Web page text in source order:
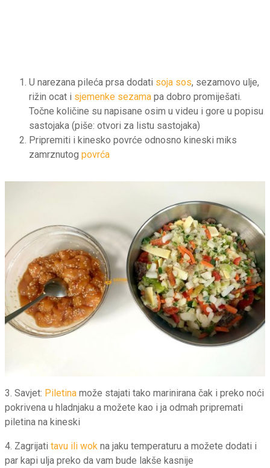
U narezana pileća prsa dodati soja sos, sezamovo ulje,
rižin ocat i sjemenke sezama pa dobro promiješati.
Točne količine su napisane osim u videu i gore u popisu
sastojaka (piše: otvori za listu sastojaka)
Pripremiti i kinesko povrće odnosno kineski miks
zamrznutog povrća
3. Savjet: Piletina može stajati tako marinirana čak i preko noći
pokrivena u hladnjaku a možete kao i ja odmah pripremati
piletina na kineski
4. Zagrijati tavu ili wok na jaku temperaturu a možete dodati i
par kapi ulja preko da vam bude lakše kasnije